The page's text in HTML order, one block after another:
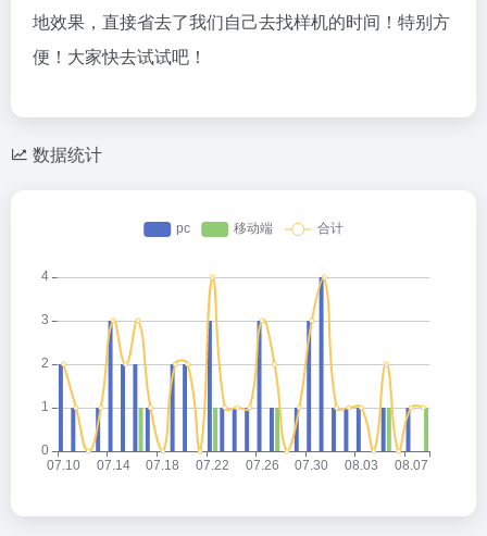
地效果，直接省去了我们自己去找样机的时间！特别方
便！大家快去试试吧！
数据统计